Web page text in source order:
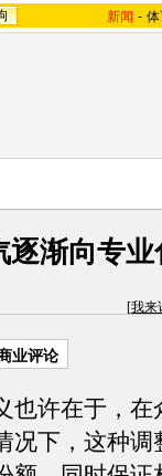
新闻 -
逐渐向专业
[我来
业评论
许在于，在
况下，这种调